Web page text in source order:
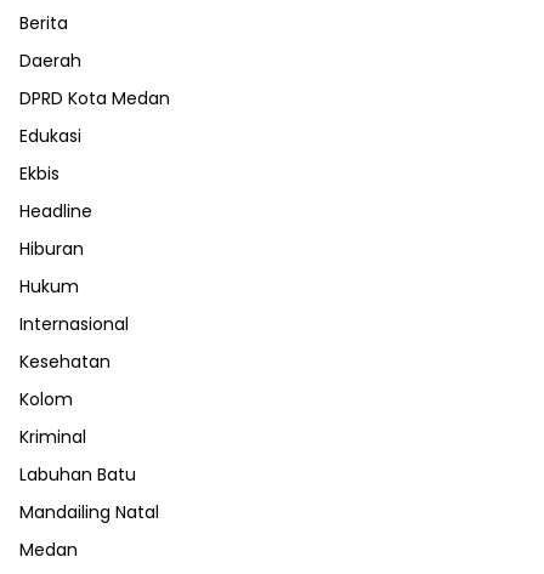
Berita
Daerah
DPRD Kota Medan
Edukasi
Ekbis
Headline
Hiburan
Hukum
Internasional
Kesehatan
Kolom
Kriminal
Labuhan Batu
Mandailing Natal
Medan